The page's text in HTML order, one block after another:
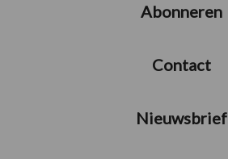
Abonneren
Contact
Nieuwsbrief